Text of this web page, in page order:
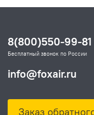
8(800)550-99-81
Бесплатный звонок по России
info@foxair.ru
Заказ